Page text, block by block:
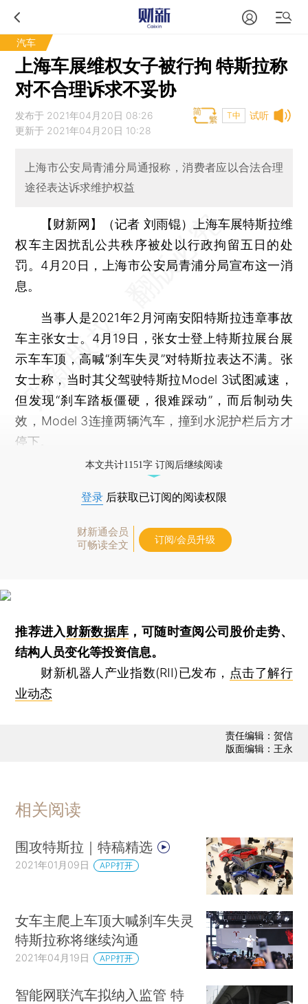
汽车
上海车展维权女子被行拘 特斯拉称
对不合理诉求不妥协
试听
发布于 2021年04月20日 08:26
更新于 2021年04月20日 10:28
T中
上海市公安局青浦分局通报称，消费者应以合法合理
途径表达诉求维护权益
【财新网】（记者 刘雨锟）
上海车展特斯拉维
权车主因扰乱公共秩序被处以行政拘留五日的处
罚。4月20日，上海市公安局青浦分局宣布这一消
息。
当事人是2021年2月河南安阳特斯拉违章事故
车主张女士。4月19日，张女士登上特斯拉展台展
示车车顶，高喊“刹车失灵”对特斯拉表达不满。张
女士称，当时其父驾驶特斯拉Model 3试图减速，
但发现“刹车踏板僵硬，很难踩动”，而后制动失
效，Model 3连撞两辆汽车，撞到水泥护栏后方才
停下。
本文共计1151字 订阅后继续阅读
登录 后获取已订阅的阅读权限
财新通会员
可畅读全文
订阅/会员升级
推荐进入财新数据库 ，可随时查阅公司股价走势、
结构人员变化等投资信息。
财新机器人产业指数(RII)已发布， 点击了解行
业动态
责任编辑：贺信
版面编辑：王永
相关阅读
围攻特斯拉｜特稿精选
2021年01月09日 APP打开
女车主爬上车顶大喊刹车失灵
特斯拉称将继续沟通
2021年04月19日 APP打开
智能网联汽车拟纳入监管 特